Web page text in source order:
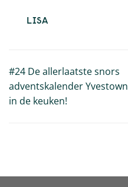
LISA
#24 De allerlaatste snors
adventskalender Yvestown
in de keuken!